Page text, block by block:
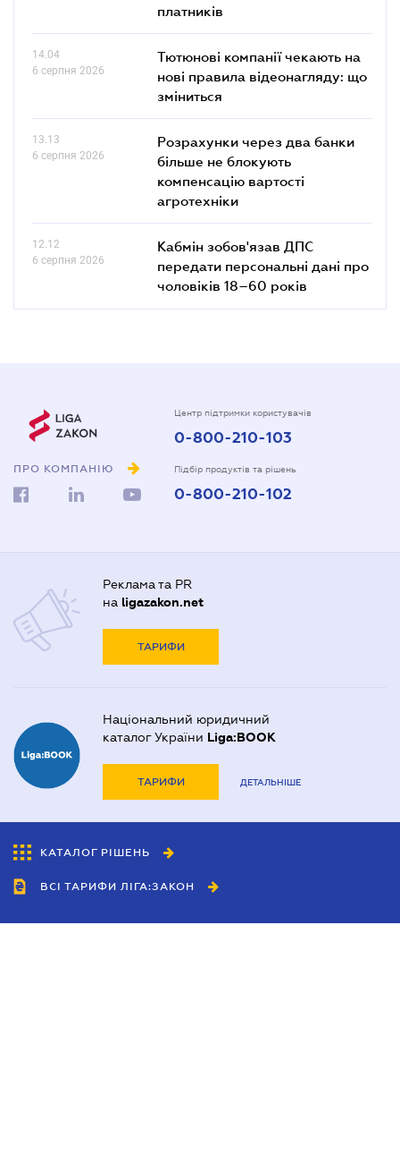
платників
14.04
6 серпня 2026
Тютюнові компанії чекають на
нові правила відеонагляду: що
зміниться
13.13
6 серпня 2026
Розрахунки через два банки
більше не блокують
компенсацію вартості
агротехніки
12.12
6 серпня 2026
Кабмін зобов'язав ДПС
передати персональні дані про
чоловіків 18–60 років
ПРО КОМПАНІЮ
Центр підтримки користувачів
0-800-210-103
Підбір продуктів та рішень
0-800-210-102
Реклама та PR
на ligazakon.net
ТАРИФИ
Національний юридичний
каталог України Liga:BOOK
ТАРИФИ ДЕТАЛЬНІШЕ
КАТАЛОГ РІШЕНЬ
ВСІ ТАРИФИ ЛІГА:ЗАКОН